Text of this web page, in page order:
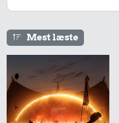
3,16 kr.
Sodavand
Mest læste